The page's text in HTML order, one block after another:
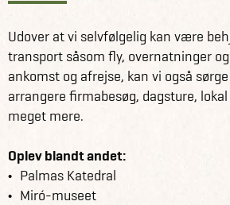
Udover at vi selvfølgelig kan være
transport såsom fly, overnatninger
ankomst og afrejse, kan vi også
arrangere firmabesøg, dagsture,
meget mere.
Oplev blandt andet:
Palmas Katedral
Miró-museet